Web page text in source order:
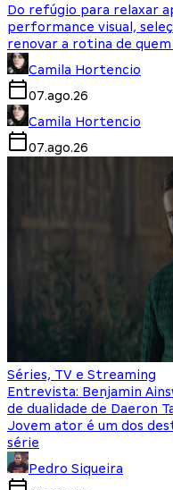
Do refúgio para relaxar
performance visual,
renovar a rotina de quem
Camila Hortencio
07.ago.26
Camila Hortencio
07.ago.26
Séries, TV e Streaming
Entrevista: Benjamin
de dualidade de Daeron
Jovem ator é um dos
série
Pedro Siqueira